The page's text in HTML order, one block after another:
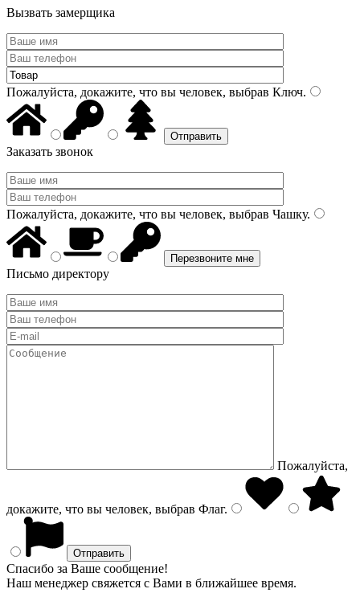
Вызвать замерщика
Пожалуйста, докажите, что вы человек, выбрав Ключ.
Заказать звонок
Пожалуйста, докажите, что вы человек, выбрав Чашку.
Письмо директору
Пожалуйста,
докажите, что вы человек, выбрав Флаг.
Спасибо за Ваше сообщение!
Наш менеджер свяжется с Вами в ближайшее время.